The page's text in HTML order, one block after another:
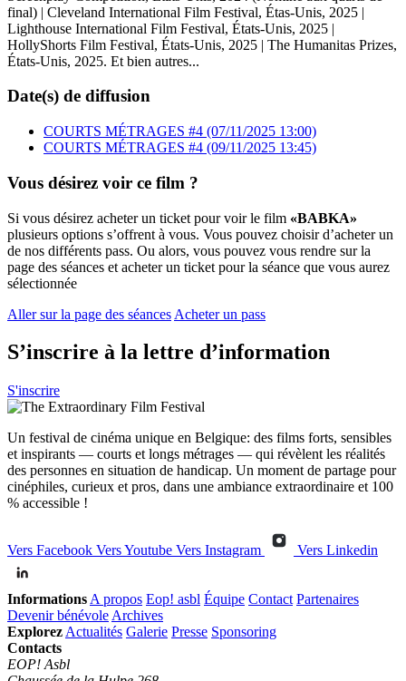
final) | Cleveland International Film Festival, Étas-Unis, 2025 |
Lighthouse International Film Festival, États-Unis, 2025 |
HollyShorts Film Festival, États-Unis, 2025 | The Humanitas Prizes,
États-Unis, 2025. Et bien autres...
Date(s) de diffusion
COURTS MÉTRAGES #4 (07/11/2025 13:00)
COURTS MÉTRAGES #4 (09/11/2025 13:45)
Vous désirez voir ce film ?
Si vous désirez acheter un ticket pour voir le film «BABKA»
plusieurs options s’offrent à vous. Vous pouvez choisir d’acheter un
de nos différents pass. Ou alors, vous pouvez vous rendre sur la
page des séances et acheter un ticket pour la séance que vous aurez
sélectionnée
Aller sur la page des séances Acheter un pass
S’inscrire à la lettre d’information
S'inscrire
Un festival de cinéma unique en Belgique: des films forts, sensibles
et inspirants — courts et longs métrages — qui révèlent les réalités
des personnes en situation de handicap. Un moment de partage pour
cinéphiles, curieux et pros, dans une ambiance extraordinaire et 100
% accessible !
Vers Facebook Vers Youtube Vers Instagram Vers Linkedin
Informations A propos Eop! asbl Équipe Contact Partenaires
Devenir bénévole Archives
Explorez Actualités Galerie Presse Sponsoring
Contacts
EOP! Asbl